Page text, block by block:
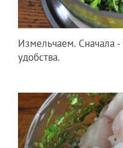
Измельчаем. Сначала
удобства.